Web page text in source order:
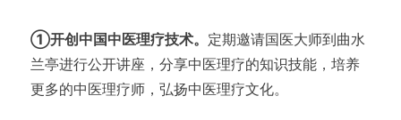
①开创中国中医理疗技术。 定期邀请国医大师到曲水
兰亭进行公开讲座，分享中医理疗的知识技能，培养
更多的中医理疗师，弘扬中医理疗文化。